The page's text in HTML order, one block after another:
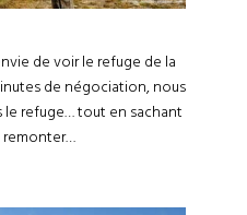
de voir le refuge de la
de négociation, nous
le refuge… tout en sachant
remonter…